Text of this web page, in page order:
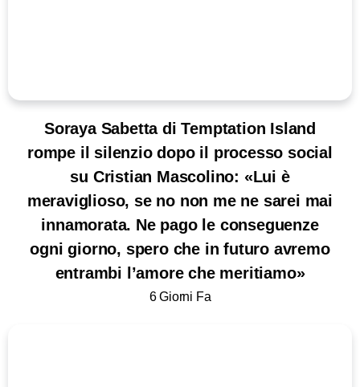
Soraya Sabetta di Temptation Island
rompe il silenzio dopo il processo social
su Cristian Mascolino: «Lui è
meraviglioso, se no non me ne sarei mai
innamorata. Ne pago le conseguenze
ogni giorno, spero che in futuro avremo
entrambi l’amore che meritiamo»
6 Giorni Fa